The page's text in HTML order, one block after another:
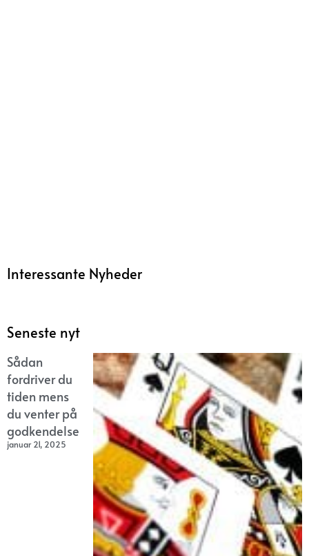
Interessante Nyheder
Seneste nyt
Sådan
fordriver du
tiden mens
du venter på
godkendelse
januar 21, 2025